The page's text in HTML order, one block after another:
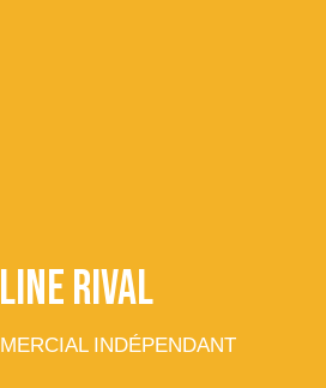
RIVAL
INDÉPENDANT